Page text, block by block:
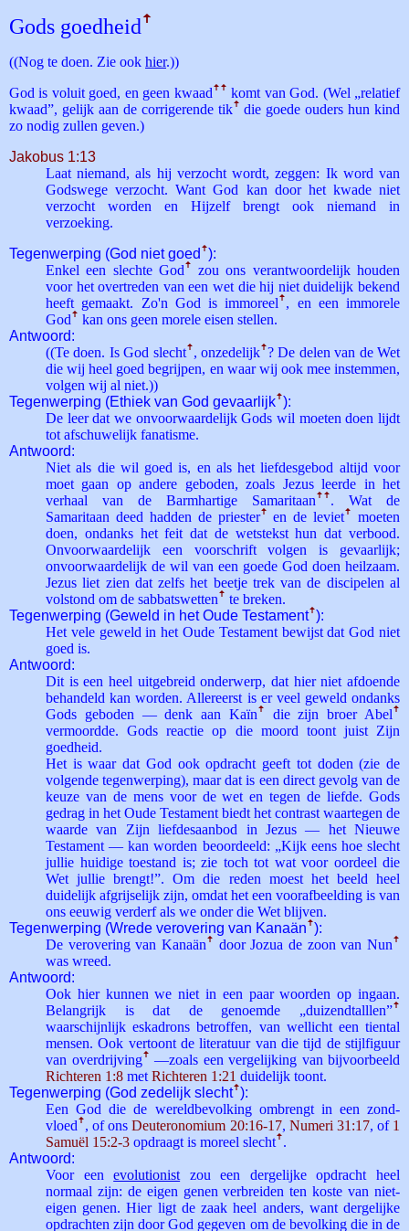
Gods goedheid ꜛ
((Nog te doen. Zie ook hier.))
God is voluit goed, en geen kwaad ꜛ ꜛ komt van God. (Wel „relatief
kwaad”, gelijk aan de corrigerende tikꜛ die goede ouders hun kind
zo nodig zullen geven.)
Jakobus 1:13
Laat niemand, als hij verzocht wordt, zeggen: Ik word van
Godswege verzocht. Want God kan door het kwade niet
verzocht worden en Hijzelf brengt ook niemand in
verzoeking.
Tegenwerping (God niet goed ꜛ):
Enkel een slechte God ꜛ zou ons verantwoordelijk houden
voor het overtreden van een wet die hij niet duidelijk bekend
heeft gemaakt. Zo'n God is immoreel ꜛ , en een immorele
God ꜛ kan ons geen morele eisen stellen.
Antwoord:
((Te doen. Is God slechtꜛ , onzedelijkꜛ? De delen van de Wet
die wij heel goed begrijpen, en waar wij ook mee instemmen,
volgen wij al niet.))
Tegenwerping (Ethiek van God gevaarlijkꜛ):
De leer dat we onvoorwaardelijk Gods wil moeten doen lijdt
tot afschuwelijk fanatisme.
Antwoord:
Niet als die wil goed is, en als het liefdesgebod altijd voor
moet gaan op andere geboden, zoals Jezus leerde in het
verhaal van de Barmhartige Samaritaan ꜛ ꜛ . Wat de
Samaritaan deed hadden de priesterꜛ en de levietꜛ moeten
doen, ondanks het feit dat de wetstekst hun dat verbood.
Onvoorwaardelijk een voorschrift volgen is gevaarlijk;
onvoorwaardelijk de wil van een goede God doen heilzaam.
Jezus liet zien dat zelfs het beetje trek van de discipelen al
volstond om de sabbats­wetten ꜛ te breken.
Tegenwerping (Geweld in het Oude Testamentꜛ):
Het vele geweld in het Oude Testament bewijst dat God niet
goed is.
Antwoord:
Dit is een heel uitgebreid onderwerp, dat hier niet afdoende
behandeld kan worden. Allereerst is er veel geweld ondanks
Gods geboden — denk aan Kaïn ꜛ die zijn broer Abel ꜛ
vermoordde. Gods reactie op die moord toont juist Zijn
goedheid.
Het is waar dat God ook opdracht geeft tot doden (zie de
volgende tegenwerping), maar dat is een direct gevolg van de
keuze van de mens voor de wet en tegen de liefde. Gods
gedrag in het Oude Testament biedt het contrast waartegen de
waarde van Zijn liefdesaanbod in Jezus — het Nieuwe
Testament — kan worden beoordeeld: „Kijk eens hoe slecht
jullie huidige toestand is; zie toch tot wat voor oordeel die
Wet jullie brengt!”. Om die reden moest het beeld heel
duidelijk afgrijselijk zijn, omdat het een voorafbeelding is van
ons eeuwig verderf als we onder die Wet blijven.
Tegenwerping (Wrede verovering van Kanaän ꜛ):
De verovering van Kanaän ꜛ door Jozua de zoon van Nun ꜛ
was wreed.
Antwoord:
Ook hier kunnen we niet in een paar woorden op ingaan.
Belangrijk is dat de genoemde „duizendtalllen”ꜛ
waarschijnlijk eskadrons betroffen, van wellicht een tiental
mensen. Ook vertoont de literatuur van die tijd de stijlfiguur
van overdrijvingꜛ —zoals een vergelijking van bijvoorbeeld
Richteren 1:8 met Richteren 1:21 duidelijk toont.
Tegenwerping (God zedelijk slechtꜛ):
Een God die de wereldbevolking ombrengt in een zond­
vloed ꜛ , of onsDeuteronomium 20:16-17, Numeri 31:17, of 1
Samuël 15:2-3 opdraagt is moreel slechtꜛ .
Antwoord:
Voor eenevolutionist zou een dergelijke opdracht heel
normaal zijn: de eigen genen verbreiden ten koste van niet-
eigen genen. Hier ligt de zaak heel anders, want dergelijke
opdrachten zijn door God gegeven om de bevolking die in de